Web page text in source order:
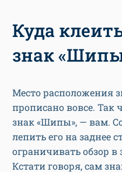
Куда
знак
Место расположения
прописано вовсе. Так
знак «Шипы», — вам.
лепить его на заднее
ограничивать обзор в
Кстати говоря, сам